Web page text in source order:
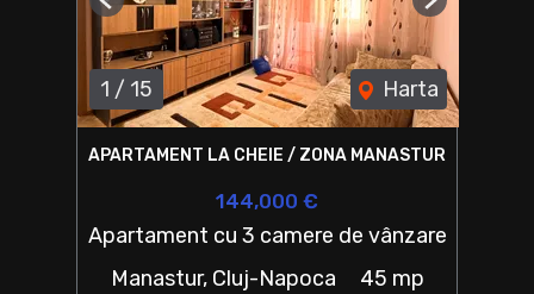
1 / 15 Harta
Previous Next
APARTAMENT LA CHEIE / ZONA MANASTUR
144,000 €
Apartament cu 3 camere de vânzare
Manastur, Cluj-Napoca
45 mp